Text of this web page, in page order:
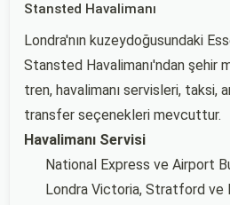
Stansted Havalimanı
Londra'nın kuzeydoğusundaki
Stansted Havalimanı'ndan şehir
tren, havalimanı servisleri, taksi,
transfer seçenekleri mevcuttur.
Havalimanı Servisi
National Express ve Airport
Londra Victoria, Stratford ve